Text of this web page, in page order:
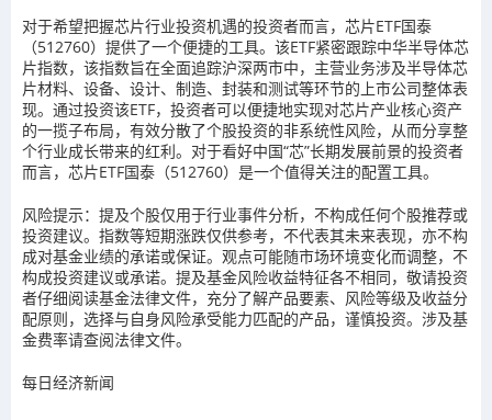
对于希望把握芯片行业投资机遇的投资者而言，芯片ETF国泰
（512760）提供了一个便捷的工具。该ETF紧密跟踪中华半导体芯
片指数，该指数旨在全面追踪沪深两市中，主营业务涉及半导体芯
片材料、设备、设计、制造、封装和测试等环节的上市公司整体表
现。通过投资该ETF，投资者可以便捷地实现对芯片产业核心资产
的一揽子布局，有效分散了个股投资的非系统性风险，从而分享整
个行业成长带来的红利。对于看好中国“芯”长期发展前景的投资者
而言，芯片ETF国泰（512760）是一个值得关注的配置工具。
风险提示：提及个股仅用于行业事件分析，不构成任何个股推荐或
投资建议。指数等短期涨跌仅供参考，不代表其未来表现，亦不构
成对基金业绩的承诺或保证。观点可能随市场环境变化而调整，不
构成投资建议或承诺。提及基金风险收益特征各不相同，敬请投资
者仔细阅读基金法律文件，充分了解产品要素、风险等级及收益分
配原则，选择与自身风险承受能力匹配的产品，谨慎投资。涉及基
金费率请查阅法律文件。
每日经济新闻